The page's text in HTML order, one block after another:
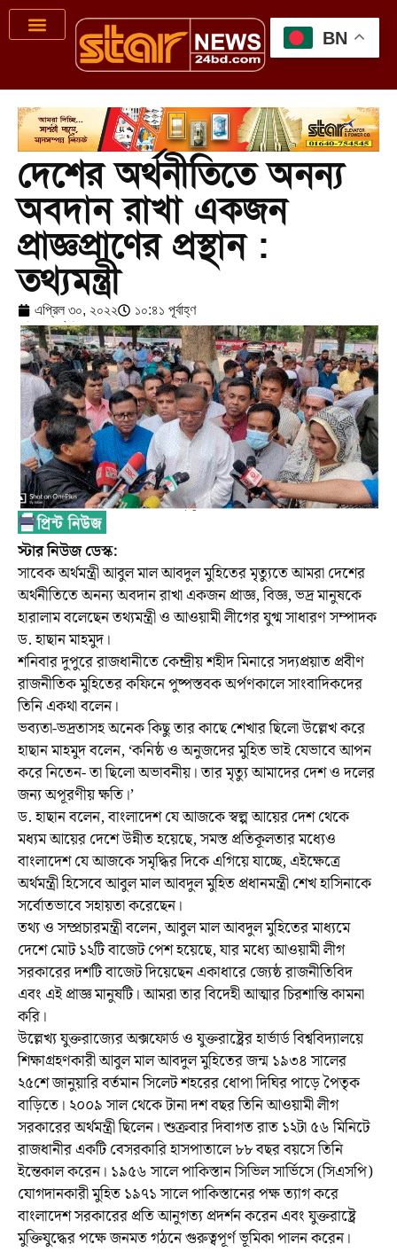
দেশের অর্থনীতিতে অনন্য
অবদান রাখা একজন
প্রাজ্ঞপ্রাণের প্রস্থান :
তথ্যমন্ত্রী
এপ্রিল ৩০, ২০২২ ১০:৪১ পূর্বাহ্ণ
স্টার নিউজ ডেস্ক:
সাবেক অর্থমন্ত্রী আবুল মাল আবদুল মুহিতের মৃত্যুতে আমরা দেশের
অর্থনীতিতে অনন্য অবদান রাখা একজন প্রাজ্ঞ, বিজ্ঞ, ভদ্র মানুষকে
হারালাম বলেছেন তথ্যমন্ত্রী ও আওয়ামী লীগের যুগ্ম সাধারণ সম্পাদক
ড. হাছান মাহমুদ।
শনিবার দুপুরে রাজধানীতে কেন্দ্রীয় শহীদ মিনারে সদ্যপ্রয়াত প্রবীণ
রাজনীতিক মুহিতের কফিনে পুষ্পস্তবক অর্পণকালে সাংবাদিকদের
তিনি একথা বলেন।
ভব্যতা-ভদ্রতাসহ অনেক কিছু তার কাছে শেখার ছিলো উল্লেখ করে
হাছান মাহমুদ বলেন, ‘কনিষ্ঠ ও অনুজদের মুহিত ভাই যেভাবে আপন
করে নিতেন- তা ছিলো অভাবনীয়। তার মৃত্যু আমাদের দেশ ও দলের
জন্য অপূরণীয় ক্ষতি।’
ড. হাছান বলেন, বাংলাদেশ যে আজকে স্বল্প আয়ের দেশ থেকে
মধ্যম আয়ের দেশে উন্নীত হয়েছে, সমস্ত প্রতিকূলতার মধ্যেও
বাংলাদেশ যে আজকে সমৃদ্ধির দিকে এগিয়ে যাচ্ছে, এইক্ষেত্রে
অর্থমন্ত্রী হিসেবে আবুল মাল আবদুল মুহিত প্রধানমন্ত্রী শেখ হাসিনাকে
সর্বোতভাবে সহায়তা করেছেন।
তথ্য ও সম্প্রচারমন্ত্রী বলেন, আবুল মাল আবদুল মুহিতের মাধ্যমে
দেশে মোট ১২টি বাজেট পেশ হয়েছে, যার মধ্যে আওয়ামী লীগ
সরকারের দশটি বাজেট দিয়েছেন একাধারে জ্যেষ্ঠ রাজনীতিবিদ
এবং এই প্রাজ্ঞ মানুষটি। আমরা তার বিদেহী আত্মার চিরশান্তি কামনা
করি।
উল্লেখ্য যুক্তরাজ্যের অক্সফোর্ড ও যুক্তরাষ্ট্রের হার্ভার্ড বিশ্ববিদ্যালয়ে
শিক্ষাগ্রহণকারী আবুল মাল আবদুল মুহিতের জন্ম ১৯৩৪ সালের
২৫শে জানুয়ারি বর্তমান সিলেট শহরের ধোপা দিঘির পাড়ে পৈতৃক
বাড়িতে। ২০০৯ সাল থেকে টানা দশ বছর তিনি আওয়ামী লীগ
সরকারের অর্থমন্ত্রী ছিলেন। শুক্রবার দিবাগত রাত ১২টা ৫৬ মিনিটে
রাজধানীর একটি বেসরকারি হাসপাতালে ৮৮ বছর বয়সে তিনি
ইন্তেকাল করেন। ১৯৫৬ সালে পাকিস্তান সিভিল সার্ভিসে (সিএসপি)
যোগদানকারী মুহিত ১৯৭১ সালে পাকিস্তানের পক্ষ ত্যাগ করে
বাংলাদেশ সরকারের প্রতি আনুগত্য প্রদর্শন করেন এবং যুক্তরাষ্ট্রে
মুক্তিযুদ্ধের পক্ষে জনমত গঠনে গুরুত্বপূর্ণ ভূমিকা পালন করেন।
BN